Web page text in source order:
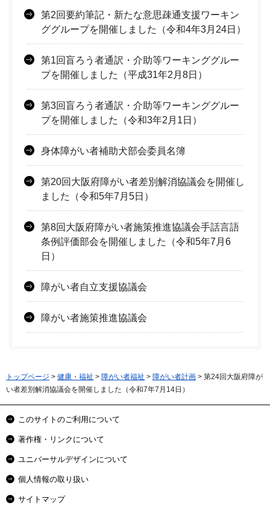
第2回要約筆記・新たな意思疎通支援ワーキン
ググループを開催しました（令和4年3月24日）
第1回盲ろう者通訳・介助等ワーキンググルー
プを開催しました（平成31年2月8日）
第3回盲ろう者通訳・介助等ワーキンググルー
プを開催しました（令和3年2月1日）
身体障がい者補助犬部会委員名簿
第20回大阪府障がい者差別解消協議会を開催し
ました（令和5年7月5日）
第8回大阪府障がい者施策推進協議会手話言語
条例評価部会を開催しました（令和5年7月6
日）
障がい者自立支援協議会
障がい者施策推進協議会
トップページ > 健康・福祉 > 障がい者福祉 > 障がい者計画 > 第24回大阪府障が
い者差別解消協議会を開催しました（令和7年7月14日）
このサイトのご利用について
著作権・リンクについて
ユニバーサルデザインについて
個人情報の取り扱い
サイトマップ